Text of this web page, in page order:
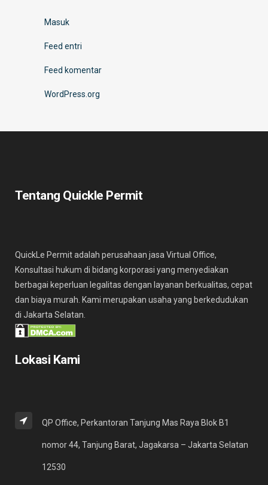
Masuk
Feed entri
Feed komentar
WordPress.org
Tentang Quickle Permit
QuickLe Permit adalah perusahaan jasa Virtual Office,
Konsultasi hukum di bidang korporasi yang menyediakan
berbagai keperluan legalitas dengan layanan berkualitas, cepat
dan biaya murah. Kami merupakan usaha yang berkedudukan
di Jakarta Selatan.
Lokasi Kami
QP Office, Perkantoran Tanjung Mas Raya Blok B1
nomor 44, Tanjung Barat, Jagakarsa – Jakarta Selatan
12530